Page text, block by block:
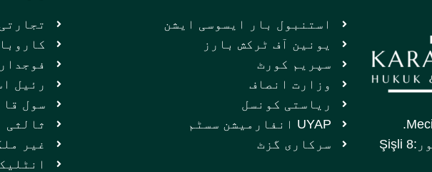
Mecidiyeköy Mah. Büyükdere Cad.
نمبر:67-71 البا بزنس سینٹر فلور:8 Şişli
استنبول بار ایسوسی ایشن
یونین آف ٹرکش بارز
سپریم کورٹ
وزارت انصاف
ریاستی کونسل
UYAP انفارمیشن سسٹم
سرکاری گزٹ
رئیل
سول
ثالثی
غیر